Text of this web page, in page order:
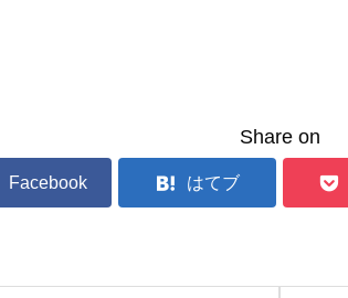
Share on
Facebook はてブ